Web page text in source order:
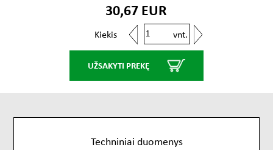
30,67 EUR
Kiekis vnt.
UŽSAKYTI PREKĘ
Techniniai duomenys